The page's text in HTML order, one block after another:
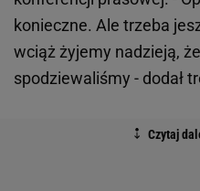
konieczne. Ale trzeba
wciąż żyjemy nadzieją,
spodziewaliśmy - dodał